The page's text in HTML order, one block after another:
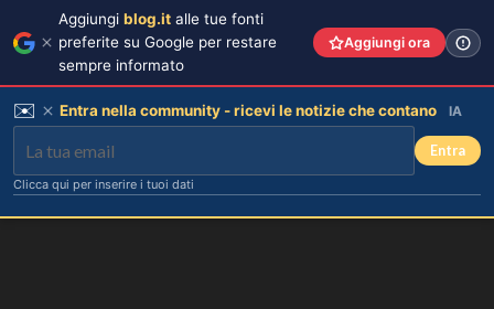
Aggiungi blog.it alle tue fonti
preferite su Google per restare
sempre informato
Aggiungi ora
✉️ Entra nella community - ricevi le notizie che contano IA
Entra
Clicca qui per inserire i tuoi dati